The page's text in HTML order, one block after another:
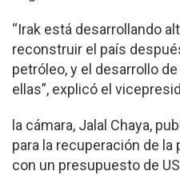
“Irak está desarrollando
reconstruir el país
petróleo, y el desarrollo
ellas”, explicó el
la cámara, Jalal Chaya,
para la recuperación de
con un presupuesto de